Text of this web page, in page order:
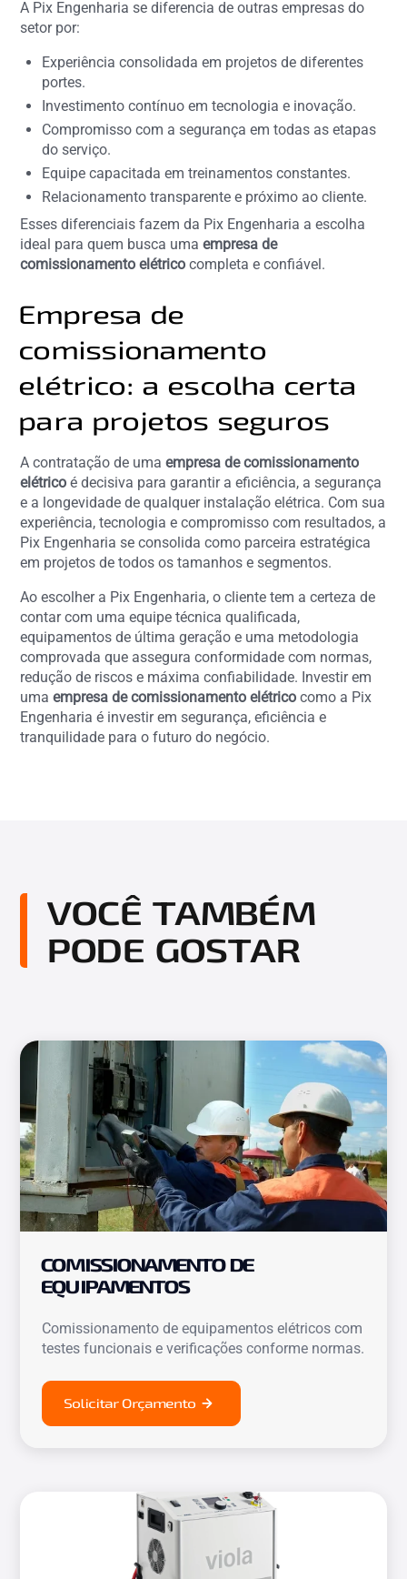
A Pix Engenharia se diferencia de outras empresas do
setor por:
Experiência consolidada em projetos de diferentes
portes.
Investimento contínuo em tecnologia e inovação.
Compromisso com a segurança em todas as etapas
do serviço.
Equipe capacitada em treinamentos constantes.
Relacionamento transparente e próximo ao cliente.
Esses diferenciais fazem da Pix Engenharia a escolha
ideal para quem busca umaempresa de
comissionamento elétrico completa e confiável.
Empresa de
comissionamento
elétrico: a escolha certa
para projetos seguros
A contratação de uma empresa de comissionamento
elétrico é decisiva para garantir a eficiência, a segurança
e a longevidade de qualquer instalação elétrica. Com sua
experiência, tecnologia e compromisso com resultados, a
Pix Engenharia se consolida como parceira estratégica
em projetos de todos os tamanhos e segmentos.
Ao escolher a Pix Engenharia, o cliente tem a certeza de
contar com uma equipe técnica qualificada,
equipamentos de última geração e uma metodologia
comprovada que assegura conformidade com normas,
redução de riscos e máxima confiabilidade. Investir em
umaempresa de comissionamento elétrico como a Pix
Engenharia é investir em segurança, eficiência e
tranquilidade para o futuro do negócio.
VOCÊ TAMBÉM
PODE GOSTAR
COMISSIONAMENTO DE
EQUIPAMENTOS
Comissionamento de equipamentos elétricos com
testes funcionais e verificações conforme normas.
Solicitar Orçamento